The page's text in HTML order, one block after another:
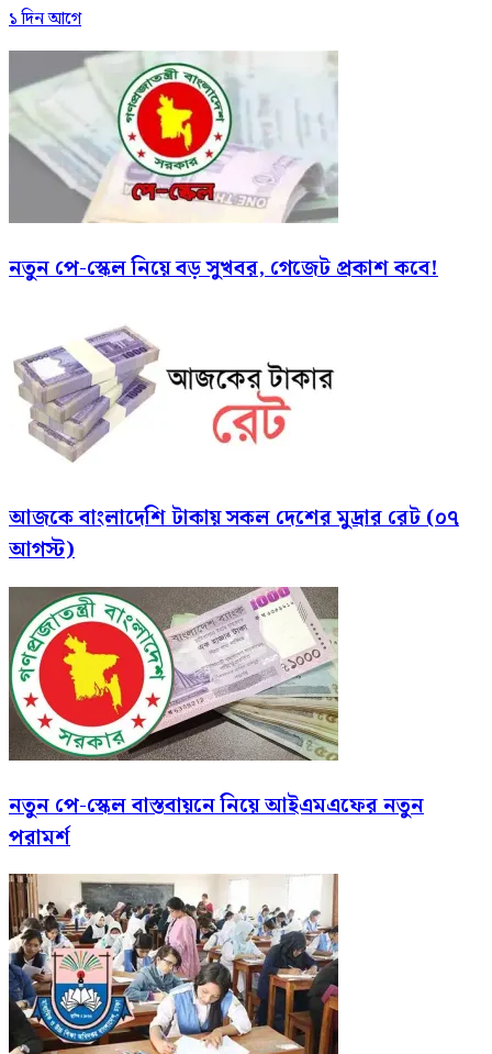
১ দিন আগে
নতুন পে-স্কেল নিয়ে বড় সুখবর, গেজেট প্রকাশ কবে!
আজকে বাংলাদেশি টাকায় সকল দেশের মুদ্রার রেট (০৭
আগস্ট)
নতুন পে-স্কেল বাস্তবায়নে নিয়ে আইএমএফের নতুন
পরামর্শ